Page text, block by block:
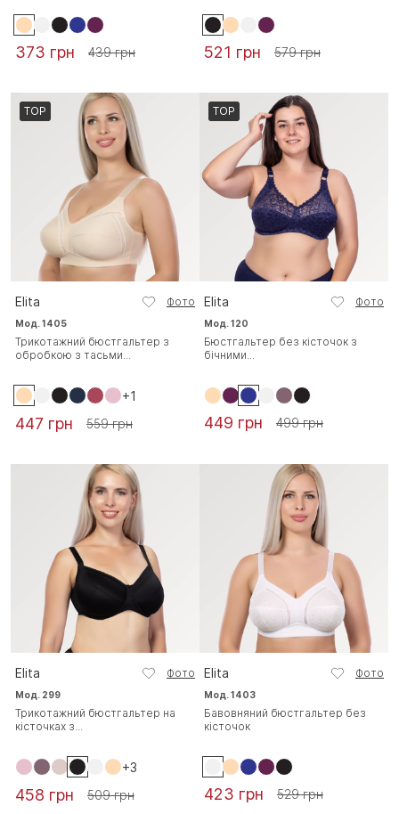
373 грн 439 грн 521 грн 579 грн
TOP
Elita Фото
Мод. 1405
Трикотажний бюстгальтер з
обробкою з тасьми...
+1
447 грн 559 грн
TOP
Elita Фото
Мод. 120
Бюстгальтер без кісточок з
бічними...
449 грн 499 грн
Elita Фото
Мод. 299
Трикотажний бюстгальтер на
кісточках з...
+3
458 грн 509 грн
Elita Фото
Мод. 1403
Бавовняний бюстгальтер без
кісточок
423 грн 529 грн